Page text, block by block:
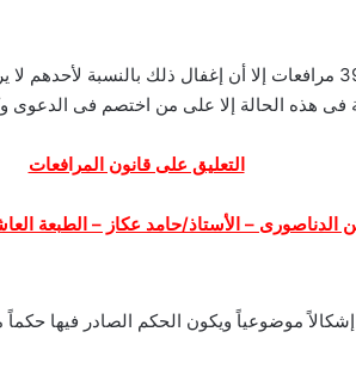
انه وان كان المشرع قد أوجب إختصاص من عددتهم المادة 394
فى هذه الحالة إلا على من اختصم فى الدعوى
التعليق على قانون المرافعات
– الأستاذ/حامد عكاز – الطبعة
إشكالاً موضوعياً ويكون الحكم الصادر فيها